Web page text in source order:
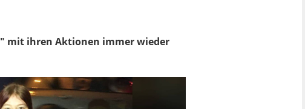
" mit ihren Aktionen immer wieder